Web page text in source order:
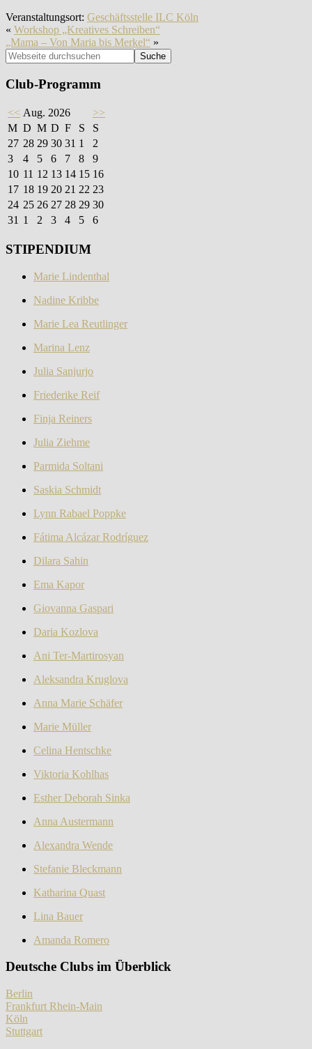
Veranstaltungsort: Geschäftsstelle ILC Köln
« Workshop „Kreatives Schreiben“
„Mama – Von Maria bis Merkel“ »
Seitenspalte
Webseite
durchsuchen
Club-Programm
<< Aug. 2026
>>
M D M D F S
S
27 28 29 30 31 1
2
3
4 5 6 7 8
9
10 11 12 13 14 15 16
17 18 19 20 21 22 23
24 25 26 27 28 29 30
31 1 2 3 4 5 6
STIPENDIUM
Marie Lindenthal
Nadine Kribbe
Marie Lea Reutlinger
Marina Lenz
Julia Sanjurjo
Friederike Reif
Finja Reiners
Julia Ziehme
Parmida Soltani
Saskia Schmidt
Lynn Rabael Poppke
Fátima Alcázar Rodríguez
Dilara Sahin
Ema Kapor
Giovanna Gaspari
Daria Kozlova
Ani Ter-Martirosyan
Aleksandra Kruglova
Anna Marie Schäfer
Marie Müller
Celina Hentschke
Viktoria Kohlhas
Esther Deborah Sinka
Anna Austermann
Alexandra Wende
Stefanie Bleckmann
Katharina Quast
Lina Bauer
Amanda Romero
Deutsche Clubs im Überblick
Berlin
Frankfurt Rhein-Main
Köln
Stuttgart